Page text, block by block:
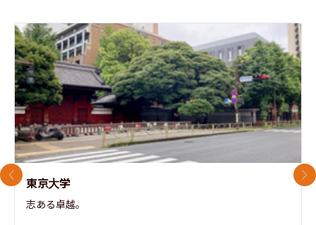
東京大学
志ある卓越。
前のスライド 次